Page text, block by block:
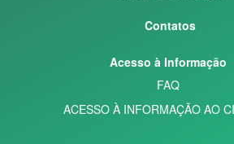
Contatos
Acesso à Informação
FAQ
ACESSO À INFORMAÇÃO AO